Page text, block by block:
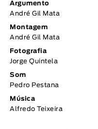
Argumento
André Gil Mata
Montagem
André Gil Mata
Fotografia
Jorge Quintela
Som
Pedro Pestana
Música
Alfredo Teixeira